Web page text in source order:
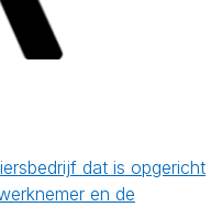
dat is opgericht
en de